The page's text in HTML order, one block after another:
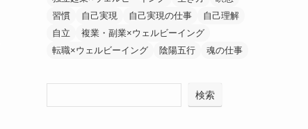
習慣
自己実現 自己実現の仕事
自己理解
自立
複業・副業×ウェルビーイング
転職×ウェルビーイング
陰陽五行 魂の仕事
検索